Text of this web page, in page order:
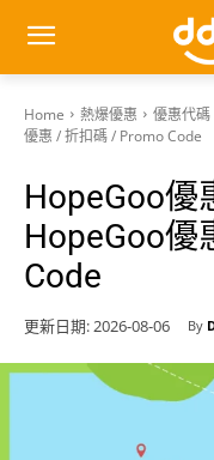
Home 熱爆優惠 優惠代碼
優惠 / 折扣碼 / Promo Code
HopeGoo優
HopeGoo
Code
更新日期:2026-08-06 By